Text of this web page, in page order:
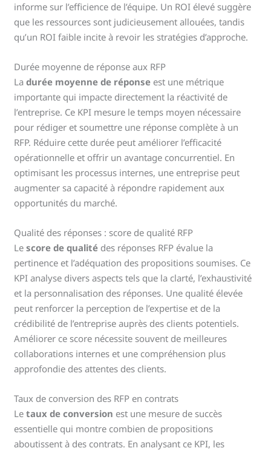
informe sur l’efficience de l’équipe. Un ROI élevé suggère
que les ressources sont judicieusement allouées, tandis
qu’un ROI faible incite à revoir les stratégies d’approche.
Durée moyenne de réponse aux RFP
Ladurée moyenne de réponse est une métrique
importante qui impacte directement la réactivité de
l’entreprise. Ce KPI mesure le temps moyen nécessaire
pour rédiger et soumettre une réponse complète à un
RFP. Réduire cette durée peut améliorer l’efficacité
opérationnelle et offrir un avantage concurrentiel. En
optimisant les processus internes, une entreprise peut
augmenter sa capacité à répondre rapidement aux
opportunités du marché.
Qualité des réponses : score de qualité RFP
Lescore de qualité des réponses RFP évalue la
pertinence et l’adéquation des propositions soumises. Ce
KPI analyse divers aspects tels que la clarté, l’exhaustivité
et la personnalisation des réponses. Une qualité élevée
peut renforcer la perception de l’expertise et de la
crédibilité de l’entreprise auprès des clients potentiels.
Améliorer ce score nécessite souvent de meilleures
collaborations internes et une compréhension plus
approfondie des attentes des clients.
Taux de conversion des RFP en contrats
Letaux de conversion est une mesure de succès
essentielle qui montre combien de propositions
aboutissent à des contrats. En analysant ce KPI, les